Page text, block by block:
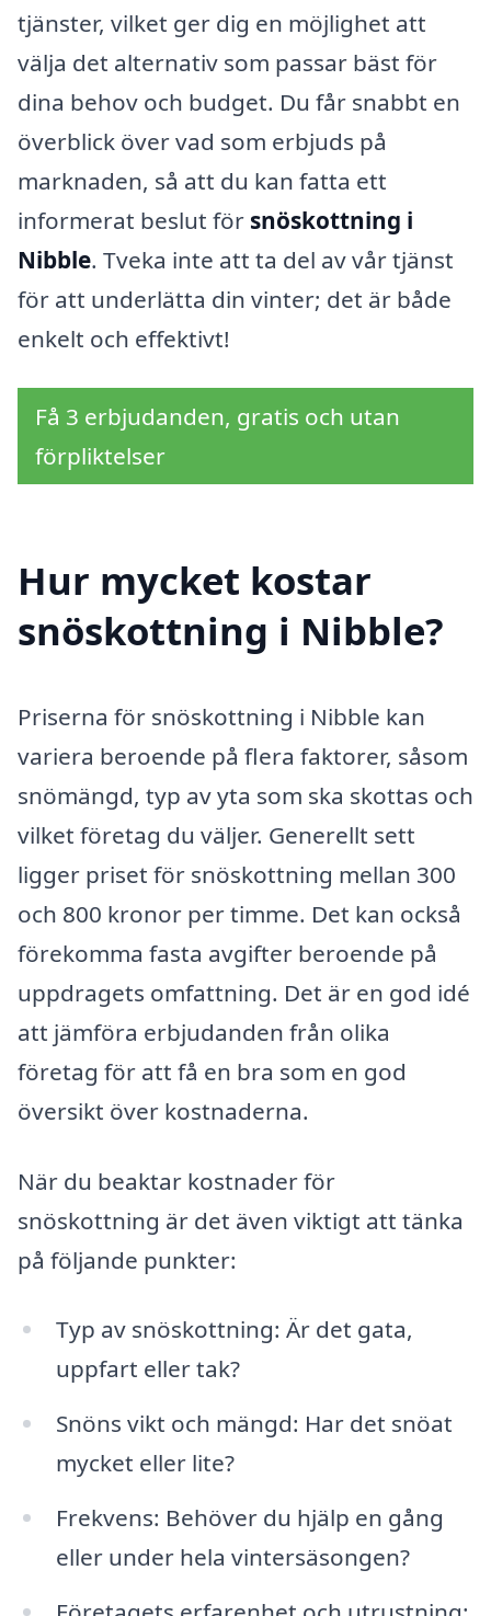
tjänster, vilket ger dig en möjlighet att
välja det alternativ som passar bäst för
dina behov och budget. Du får snabbt en
överblick över vad som erbjuds på
marknaden, så att du kan fatta ett
informerat beslut för snöskottning i
Nibble. Tveka inte att ta del av vår tjänst
för att underlätta din vinter; det är både
enkelt och effektivt!
Få 3 erbjudanden, gratis och utan
förpliktelser
Hur mycket kostar
snöskottning i Nibble?
Priserna för snöskottning i Nibble kan
variera beroende på flera faktorer, såsom
snömängd, typ av yta som ska skottas och
vilket företag du väljer. Generellt sett
ligger priset för snöskottning mellan 300
och 800 kronor per timme. Det kan också
förekomma fasta avgifter beroende på
uppdragets omfattning. Det är en god idé
att jämföra erbjudanden från olika
företag för att få en bra som en god
översikt över kostnaderna.
När du beaktar kostnader för
snöskottning är det även viktigt att tänka
på följande punkter:
Typ av snöskottning: Är det gata,
uppfart eller tak?
Snöns vikt och mängd: Har det snöat
mycket eller lite?
Frekvens: Behöver du hjälp en gång
eller under hela vintersäsongen?